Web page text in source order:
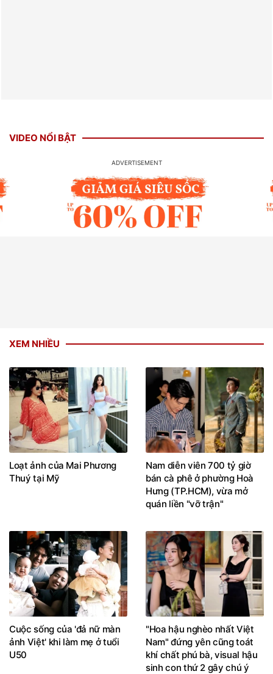
VIDEO NỔI BẬT
XEM NHIỀU
Loạt ảnh của Mai Phương
Thuý tại Mỹ
Nam diễn viên 700 tỷ giờ
bán cà phê ở phường Hoà
Hưng (TP.HCM), vừa mở
quán liền "vỡ trận"
Cuộc sống của 'đả nữ màn
ảnh Việt' khi làm mẹ ở tuổi
U50
"Hoa hậu nghèo nhất Việt
Nam" đứng yên cũng toát
khí chất phú bà, visual hậu
sinh con thứ 2 gây chú ý